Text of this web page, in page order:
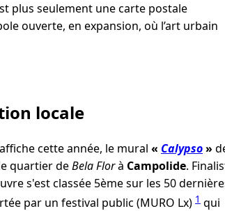
plus seulement une carte postale
ouverte, en expansion, où l’art urbain
locale
cette année, le mural « Calypso»
quartier deBela Florà Campolide.
s'est classée 5ème sur les 50
par un festival public (MURO Lx) 1 qui